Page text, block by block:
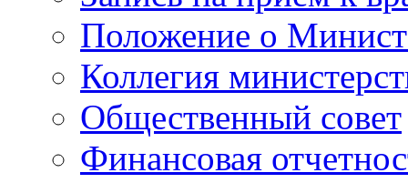
Положение о
Коллегия
Общественный совет
Финансовая